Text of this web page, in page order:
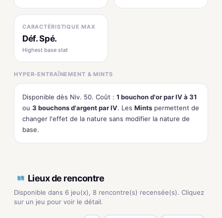
CARACTÉRISTIQUE MAX
Déf. Spé.
Highest base stat
HYPER-ENTRAÎNEMENT & MINTS
Disponible dès Niv. 50. Coût : 1 bouchon d'or par IV à 31
ou 3 bouchons d'argent par IV. Les Mints permettent de
changer l'effet de la nature sans modifier la nature de
base.
Lieux de rencontre
Disponible dans 6 jeu(x), 8 rencontre(s) recensée(s). Cliquez
sur un jeu pour voir le détail.